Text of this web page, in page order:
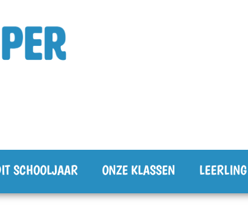
SCHOOLJAAR ONZE KLASSEN LEERLING